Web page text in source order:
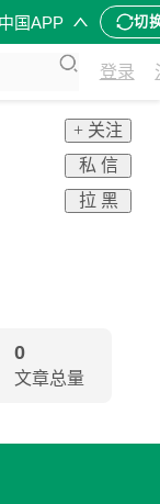
国APP 切
登录
+ 关注
私 信
拉 黑
0
文章总量